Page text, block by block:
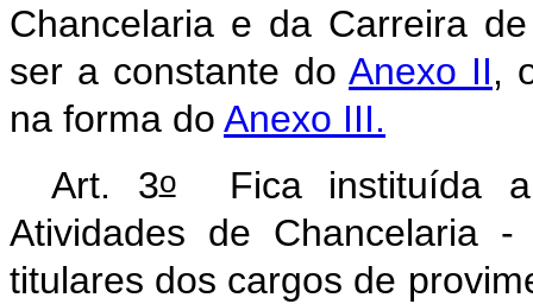
Chancelaria e da Carreira
ser a constante do Anexo II,
na forma do Anexo III.
Art. 3o
Fica instituída
Atividades de Chancelaria
titulares dos cargos de